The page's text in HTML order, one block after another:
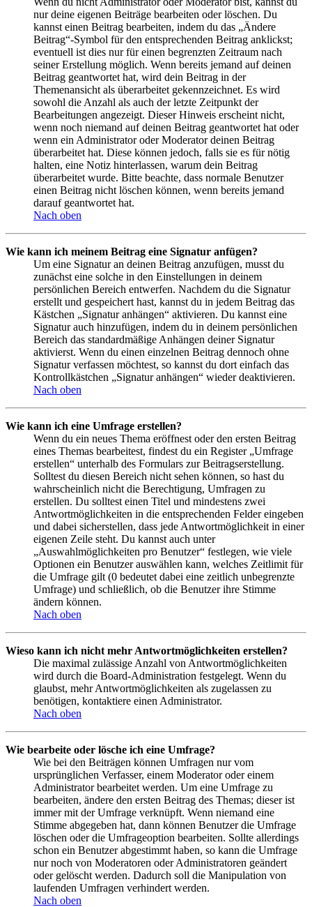
nur deine eigenen Beiträge bearbeiten oder löschen. Du
kannst einen Beitrag bearbeiten, indem du das „Ändere
Beitrag“-Symbol für den entsprechenden Beitrag anklickst;
eventuell ist dies nur für einen begrenzten Zeitraum nach
seiner Erstellung möglich. Wenn bereits jemand auf deinen
Beitrag geantwortet hat, wird dein Beitrag in der
Themenansicht als überarbeitet gekennzeichnet. Es wird
sowohl die Anzahl als auch der letzte Zeitpunkt der
Bearbeitungen angezeigt. Dieser Hinweis erscheint nicht,
wenn noch niemand auf deinen Beitrag geantwortet hat oder
wenn ein Administrator oder Moderator deinen Beitrag
überarbeitet hat. Diese können jedoch, falls sie es für nötig
halten, eine Notiz hinterlassen, warum dein Beitrag
überarbeitet wurde. Bitte beachte, dass normale Benutzer
einen Beitrag nicht löschen können, wenn bereits jemand
darauf geantwortet hat.
Nach oben
Wie kann ich meinem Beitrag eine Signatur anfügen?
Um eine Signatur an deinen Beitrag anzufügen, musst du
zunächst eine solche in den Einstellungen in deinem
persönlichen Bereich entwerfen. Nachdem du die Signatur
erstellt und gespeichert hast, kannst du in jedem Beitrag das
Kästchen „Signatur anhängen“ aktivieren. Du kannst eine
Signatur auch hinzufügen, indem du in deinem persönlichen
Bereich das standardmäßige Anhängen deiner Signatur
aktivierst. Wenn du einen einzelnen Beitrag dennoch ohne
Signatur verfassen möchtest, so kannst du dort einfach das
Kontrollkästchen „Signatur anhängen“ wieder deaktivieren.
Nach oben
Wie kann ich eine Umfrage erstellen?
Wenn du ein neues Thema eröffnest oder den ersten Beitrag
eines Themas bearbeitest, findest du ein Register „Umfrage
erstellen“ unterhalb des Formulars zur Beitragserstellung.
Solltest du diesen Bereich nicht sehen können, so hast du
wahrscheinlich nicht die Berechtigung, Umfragen zu
erstellen. Du solltest einen Titel und mindestens zwei
Antwortmöglichkeiten in die entsprechenden Felder eingeben
und dabei sicherstellen, dass jede Antwortmöglichkeit in einer
eigenen Zeile steht. Du kannst auch unter
„Auswahlmöglichkeiten pro Benutzer“ festlegen, wie viele
Optionen ein Benutzer auswählen kann, welches Zeitlimit für
die Umfrage gilt (0 bedeutet dabei eine zeitlich unbegrenzte
Umfrage) und schließlich, ob die Benutzer ihre Stimme
ändern können.
Nach oben
Wieso kann ich nicht mehr Antwortmöglichkeiten erstellen?
Die maximal zulässige Anzahl von Antwortmöglichkeiten
wird durch die Board-Administration festgelegt. Wenn du
glaubst, mehr Antwortmöglichkeiten als zugelassen zu
benötigen, kontaktiere einen Administrator.
Nach oben
Wie bearbeite oder lösche ich eine Umfrage?
Wie bei den Beiträgen können Umfragen nur vom
ursprünglichen Verfasser, einem Moderator oder einem
Administrator bearbeitet werden. Um eine Umfrage zu
bearbeiten, ändere den ersten Beitrag des Themas; dieser ist
immer mit der Umfrage verknüpft. Wenn niemand eine
Stimme abgegeben hat, dann können Benutzer die Umfrage
löschen oder die Umfrageoption bearbeiten. Sollte allerdings
schon ein Benutzer abgestimmt haben, so kann die Umfrage
nur noch von Moderatoren oder Administratoren geändert
oder gelöscht werden. Dadurch soll die Manipulation von
laufenden Umfragen verhindert werden.
Nach oben